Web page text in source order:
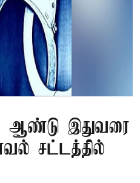
ஆண்டு இதுவரை
சட்டத்தில்